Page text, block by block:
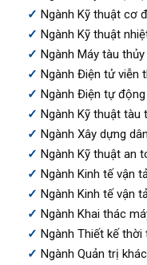
Ngành Kỹ thuật cơ
Ngành Kỹ thuật
Ngành Máy tàu thủy
Ngành Điện tử viễn
Ngành Điện tự
Ngành Kỹ thuật tàu
Ngành Xây dựng
Ngành Kỹ thuật an
Ngành Kinh tế vận
Ngành Kinh tế vận
Ngành Khai thác
Ngành Thiết kế thời
Ngành Quản trị